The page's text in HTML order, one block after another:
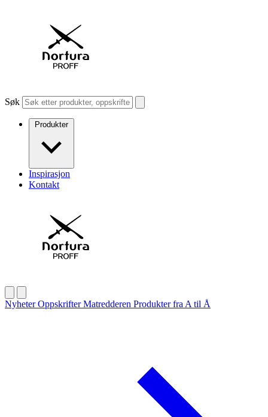
Søk
Produkter
Inspirasjon
Kontakt
NyheterOppskrifterMatredderen Produkter fra A til Å